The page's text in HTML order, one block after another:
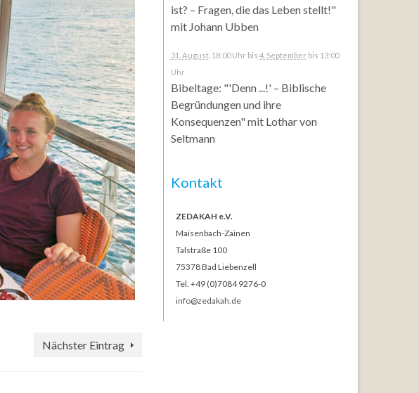
Nächster Eintrag
ist? – Fragen, die das Leben stellt!"
mit Johann Ubben
31. August, 18:00 Uhr bis 4. September bis 13:00
Uhr
Bibeltage: "'Denn ...!' – Biblische
Begründungen und ihre
Konsequenzen" mit Lothar von
Seltmann
Kontakt
ZEDAKAH e.V.
Maisenbach-Zainen
Talstraße 100
75378 Bad Liebenzell
Tel. +49 (0)7084 9276-0
info@zedakah.de